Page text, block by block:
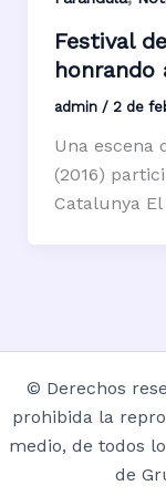
Festival
honrando
admin / 2 de
Una escena
(2016)
Catalunya
© Derechos
prohibida la
medio, de todos
de